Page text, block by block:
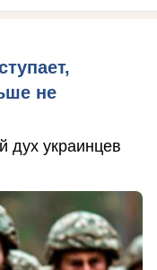
не
дух украинцев